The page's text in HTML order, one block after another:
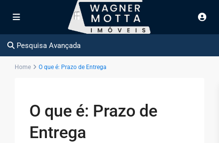
Pesquisa Avançada
Home O que é: Prazo de Entrega
O que é: Prazo de
Entrega